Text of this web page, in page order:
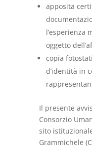
apposita
l’esperienza
oggetto
copia
d’identità in
Il presente
Consorzio
sito
Grammichele